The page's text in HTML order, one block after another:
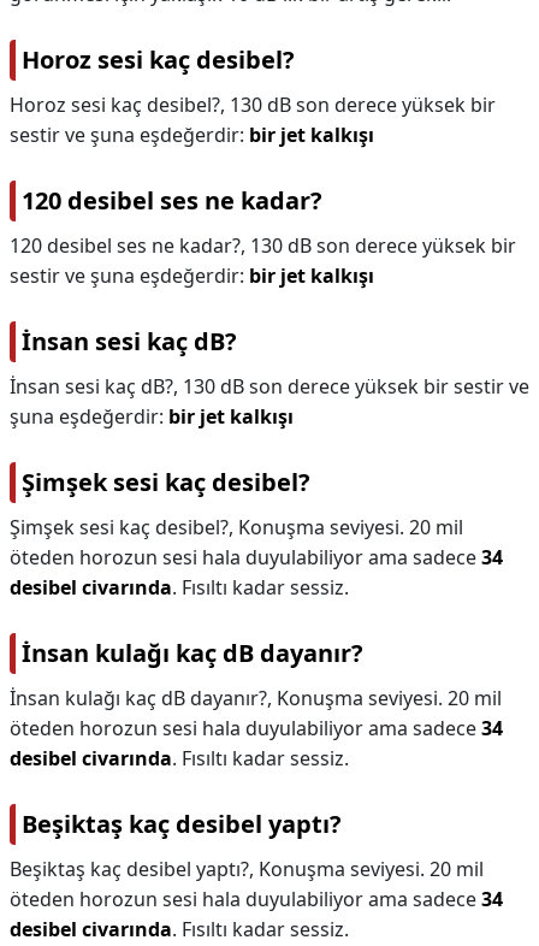
Horoz sesi kaç desibel?
Horoz sesi kaç desibel?, 130 dB son derece yüksek bir
sestir ve şuna eşdeğerdir: bir jet kalkışı
120 desibel ses ne kadar?
120 desibel ses ne kadar?, 130 dB son derece yüksek bir
sestir ve şuna eşdeğerdir: bir jet kalkışı
İnsan sesi kaç dB?
İnsan sesi kaç dB?, 130 dB son derece yüksek bir sestir ve
şuna eşdeğerdir: bir jet kalkışı
Şimşek sesi kaç desibel?
Şimşek sesi kaç desibel?, Konuşma seviyesi. 20 mil
öteden horozun sesi hala duyulabiliyor ama sadece34
desibel civarında. Fısıltı kadar sessiz.
İnsan kulağı kaç dB dayanır?
İnsan kulağı kaç dB dayanır?, Konuşma seviyesi. 20 mil
öteden horozun sesi hala duyulabiliyor ama sadece34
desibel civarında. Fısıltı kadar sessiz.
Beşiktaş kaç desibel yaptı?
Beşiktaş kaç desibel yaptı?, Konuşma seviyesi. 20 mil
öteden horozun sesi hala duyulabiliyor ama sadece34
desibel civarında. Fısıltı kadar sessiz.